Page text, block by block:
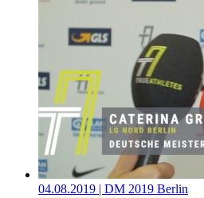
04.08.2019 | DM 2019 Berlin